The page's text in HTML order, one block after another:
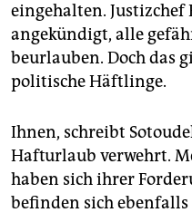
eingehalten.
angekündigt, alle
beurlauben. Doch das
politische Häftlinge.
Ihnen, schreibt
Hafturlaub verwehrt.
haben sich ihrer
befinden sich